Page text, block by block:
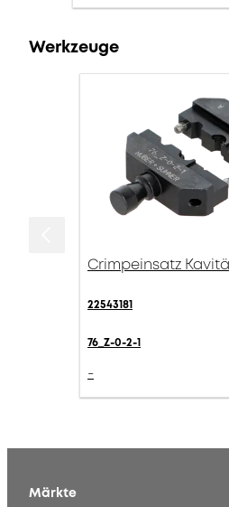
Werkzeuge
Crimpeinsatz
22543181
76_Z-0-2-1
-
Märkte